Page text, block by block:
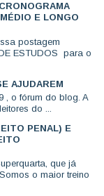
E LONGO
postagem
ESTUDOS para o
AJUDAREM
, o fórum do blog. A
do ...
PENAL) E
que já
o maior treino